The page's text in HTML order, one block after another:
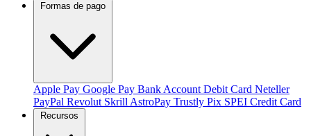
Formas de pago
Apple Pay Google Pay Bank Account Debit Card Neteller
PayPal Revolut Skrill AstroPay Trustly Pix SPEI Credit Card
Recursos